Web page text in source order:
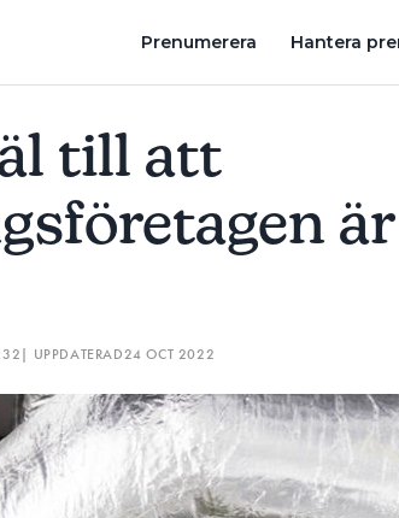
Prenumerera Hantera
till att
| UPPDATERAD24 OCT 2022
HJO INSTALLATION ETABLERAR SIG